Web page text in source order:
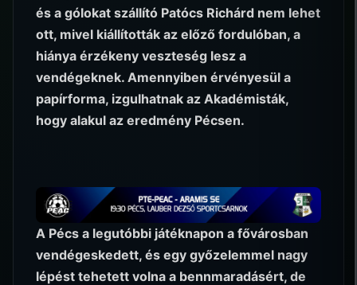
és a gólokat szállító Patócs Richárd nem lehet
ott, mivel kiállították az előző fordulóban, a
hiánya érzékeny veszteség lesz a
vendégeknek. Amennyiben érvényesül a
papírforma, izgulhatnak az Akadémisták,
hogy alakul az eredmény Pécsen.
A Pécs a legutóbbi játéknapon a fővárosban
vendégeskedett, és egy győzelemmel nagy
lépést tehetett volna a bennmaradásért, de